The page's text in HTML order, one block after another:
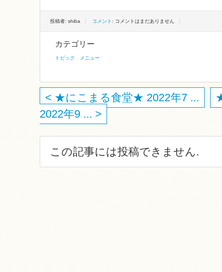
投稿者: shiba コメント : コメントはまだありません
カテゴリー
トピック メニュー
< ★にこまる食堂★ 2022年7 ...
2022年9 ... >
この記事には投稿できません.